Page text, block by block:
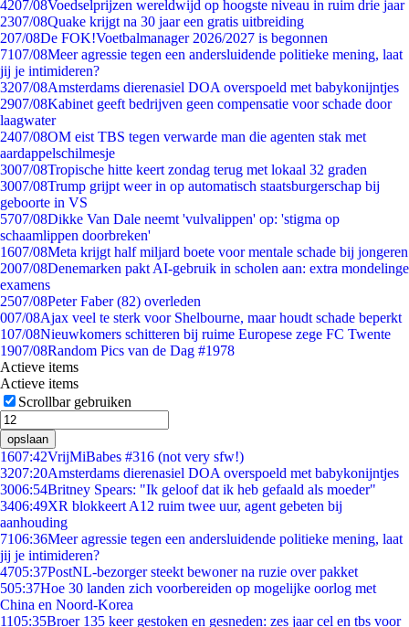
4207/08Voedselprijzen wereldwijd op hoogste niveau in ruim drie jaar
2307/08Quake krijgt na 30 jaar een gratis uitbreiding
207/08De FOK!Voetbalmanager 2026/2027 is begonnen
7107/08Meer agressie tegen een andersluidende politieke mening, laat
jij je intimideren?
3207/08Amsterdams dierenasiel DOA overspoeld met babykonijntjes
2907/08Kabinet geeft bedrijven geen compensatie voor schade door
laagwater
2407/08OM eist TBS tegen verwarde man die agenten stak met
aardappelschilmesje
3007/08Tropische hitte keert zondag terug met lokaal 32 graden
3007/08Trump grijpt weer in op automatisch staatsburgerschap bij
geboorte in VS
5707/08Dikke Van Dale neemt 'vulvalippen' op: 'stigma op
schaamlippen doorbreken'
1607/08Meta krijgt half miljard boete voor mentale schade bij jongeren
2007/08Denemarken pakt AI-gebruik in scholen aan: extra mondelinge
examens
2507/08Peter Faber (82) overleden
007/08Ajax veel te sterk voor Shelbourne, maar houdt schade beperkt
107/08Nieuwkomers schitteren bij ruime Europese zege FC Twente
1907/08Random Pics van de Dag #1978
Actieve items
Actieve items
Scrollbar gebruiken
opslaan
1607:42VrijMiBabes #316 (not very sfw!)
3207:20Amsterdams dierenasiel DOA overspoeld met babykonijntjes
3006:54Britney Spears: "Ik geloof dat ik heb gefaald als moeder"
3406:49XR blokkeert A12 ruim twee uur, agent gebeten bij
aanhouding
7106:36Meer agressie tegen een andersluidende politieke mening, laat
jij je intimideren?
4705:37PostNL-bezorger steekt bewoner na ruzie over pakket
505:37Hoe 30 landen zich voorbereiden op mogelijke oorlog met
China en Noord-Korea
1105:35Broer 135 keer gestoken en gesneden: zes jaar cel en tbs voor